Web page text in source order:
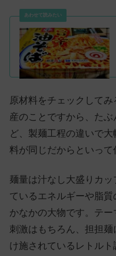
原材料をチェックして
産のことですから、た
ど、製麺工程の違いで
料が同じだからといって
麺量は汁なし大盛りカ
ているエネルギーや脂
かなかの大物です。テ
刺激はもちろん、担担
け施されているレトル